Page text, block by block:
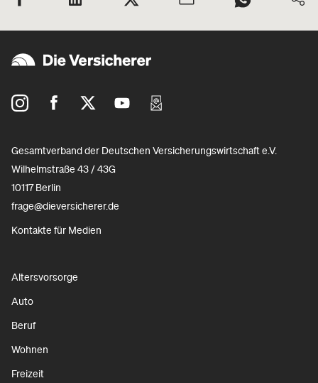
Gesamtverband der Deutschen Versicherungswirtschaft e.V.
Wilhelmstraße 43 / 43G
10117 Berlin
frage@dieversicherer.de
Kontakte für Medien
Altersvorsorge
Auto
Beruf
Wohnen
Freizeit